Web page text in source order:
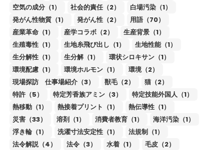
空気の成分（1）
社会的責任（2）
白場汚染（1）
発がん性物質（1）
発がん性（2）
用語（70）
産業革命（1）
産学コラボ（2）
生産背景（1）
生殖毒性（1）
生地糸飛び出し（1）
生地性能（1）
生分解性（1）
生分解（1）
環状シロキサン（1）
環境配慮（1）
環境ホルモン（1）
環境（2）
現場探訪 仕事場紹介（3）
獣毛（2）
猫（2）
特許（5）
特定芳香族アミン（3）
特定技能外国人（1）
熱移動（1）
熱接着プリント（1）
熱伝導性（1）
災害（33）
溶剤（1） 消費者教育（1）
海洋汚染（1）
浮き輪（1）
洗濯寸法安定性（1）
法規制（1）
法令解説（4）
法令（3） 水着（1）
毛皮（2）